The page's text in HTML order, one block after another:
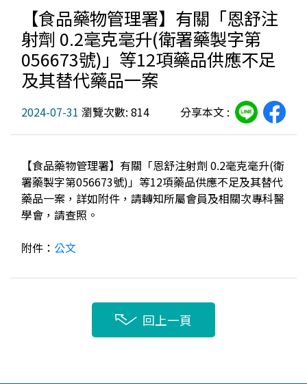
【食品藥物管理署】有關「恩舒注
射劑 0.2毫克毫升(衛署藥製字第
056673號)」等12項藥品供應不足
及其替代藥品一案
2024-07-31 瀏覽次數: 814 分享本文 :
【食品藥物管理署】有關「恩舒注射劑 0.2毫克毫升(衛
署藥製字第056673號)」等12項藥品供應不足及其替代
藥品一案，詳如附件，請轉知所屬會員及相關次專科醫
學會，請查照。
附件： 公文
回上一頁